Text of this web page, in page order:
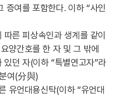
증여를 포함한다. 이하 “사인
따른 피상속인과 생계를 같이
양간호를 한 자 및 그 밖에
던 자(이하 “특별연고자”라
여(分與)
유언대용신탁(이하 “유언대